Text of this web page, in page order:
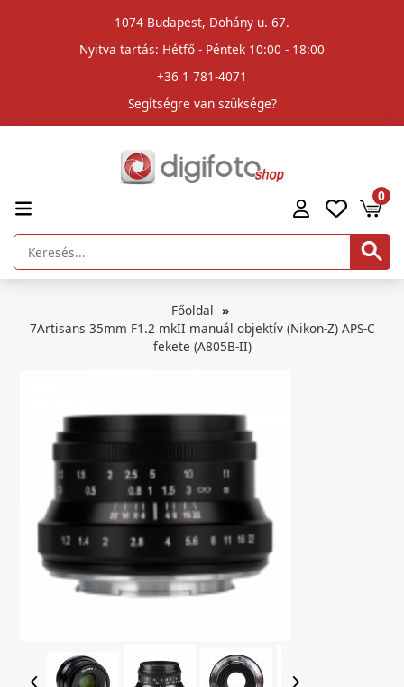
1074 Budapest, Dohány u. 67.
Nyitva tartás: Hétfő - Péntek 10:00 - 18:00
+36 1 781-4071
Segítségre van szüksége?
0
Főoldal
7Artisans 35mm F1.2 mkII manuál objektív (Nikon-Z) APS-C
fekete (A805B-II)